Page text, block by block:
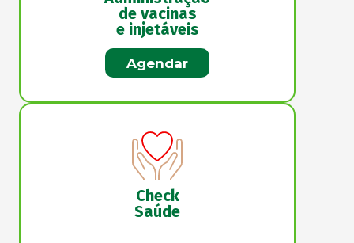
de vacinas
e injetáveis
Agendar
Check
Saúde